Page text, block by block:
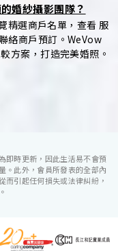
婚紗攝影團隊？
精選商戶名單，查看 服
絡商戶預訂。WeVow
方案，打造完美婚照。
即時更新，因此生活易不會預
。此外，會員所發表的全部內
而引起任何損失或法律糾紛，